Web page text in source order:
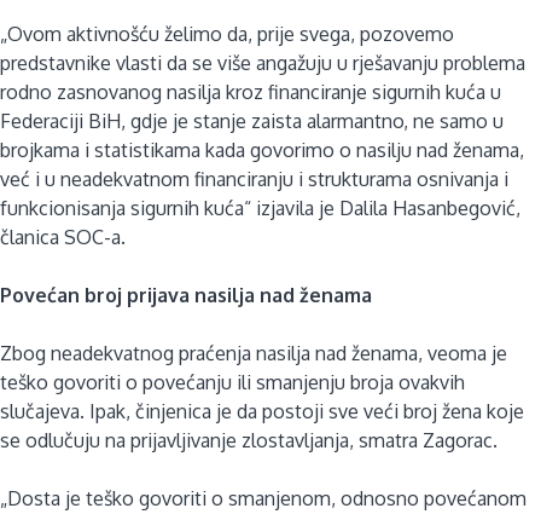
„Ovom aktivnošću želimo da, prije svega, pozovemo
predstavnike vlasti da se više angažuju u rješavanju problema
rodno zasnovanog nasilja kroz financiranje sigurnih kuća u
Federaciji BiH, gdje je stanje zaista alarmantno, ne samo u
brojkama i statistikama kada govorimo o nasilju nad ženama,
već i u neadekvatnom financiranju i strukturama osnivanja i
funkcionisanja sigurnih kuća“ izjavila je Dalila Hasanbegović,
članica SOC-a.
Povećan broj prijava nasilja nad ženama
Zbog neadekvatnog praćenja nasilja nad ženama, veoma je
teško govoriti o povećanju ili smanjenju broja ovakvih
slučajeva. Ipak, činjenica je da postoji sve veći broj žena koje
se odlučuju na prijavljivanje zlostavljanja, smatra Zagorac.
„Dosta je teško govoriti o smanjenom, odnosno povećanom